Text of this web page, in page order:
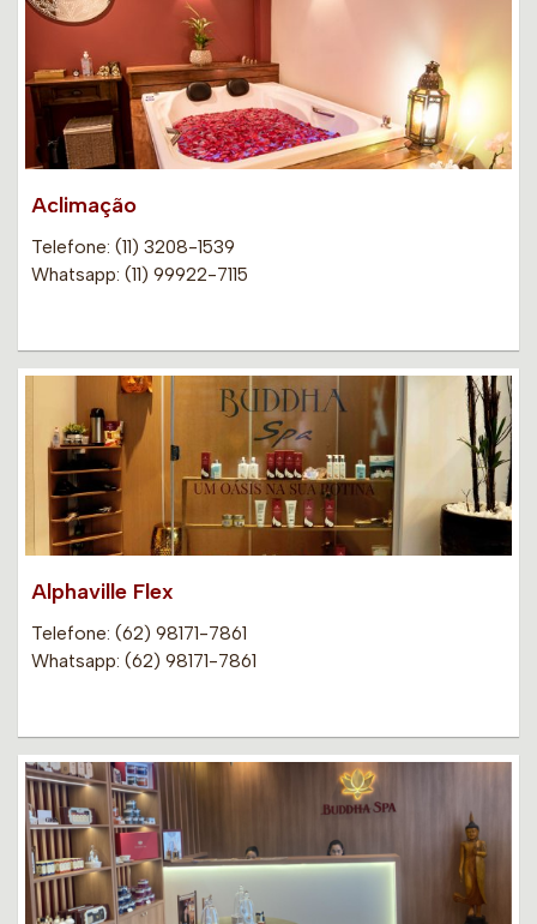
Aclimação
Telefone: (11) 3208-1539
Whatsapp: (11) 99922-7115
Alphaville Flex
Telefone: (62) 98171-7861
Whatsapp: (62) 98171-7861